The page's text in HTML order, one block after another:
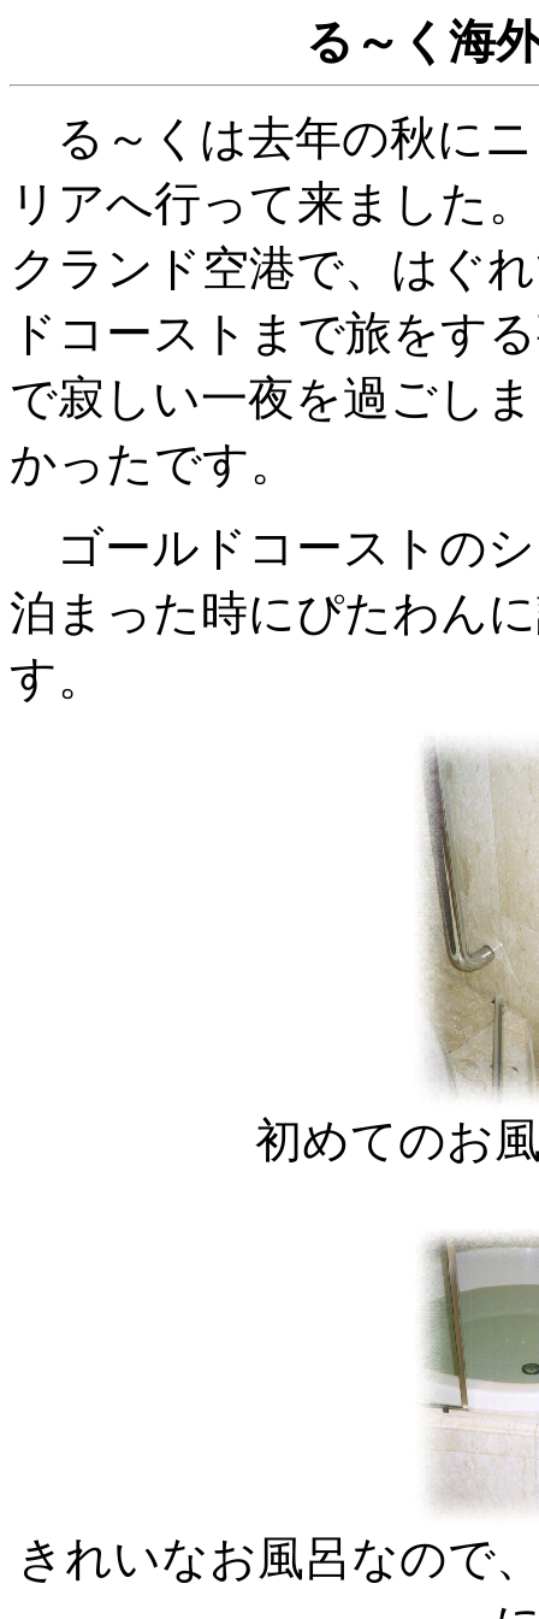
る～く海
る～くは去年の秋に
リアへ行って来ました
クランド空港で、はぐ
ドコーストまで旅をす
で寂しい一夜を過ごし
かったです。
ゴールドコーストの
泊まった時にぴたわん
す。
初めてのお
きれいなお風呂なので